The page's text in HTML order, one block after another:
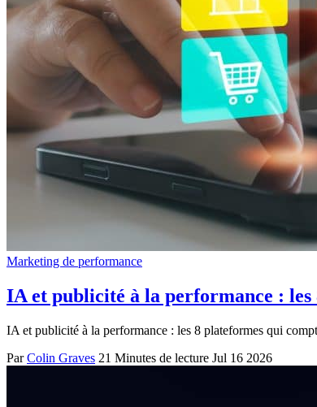
Marketing de performance
IA et publicité à la performance :
IA et publicité à la performance : les 8 plateformes qui
Par Colin Graves 21 Minutes de lecture Jul 16 2026